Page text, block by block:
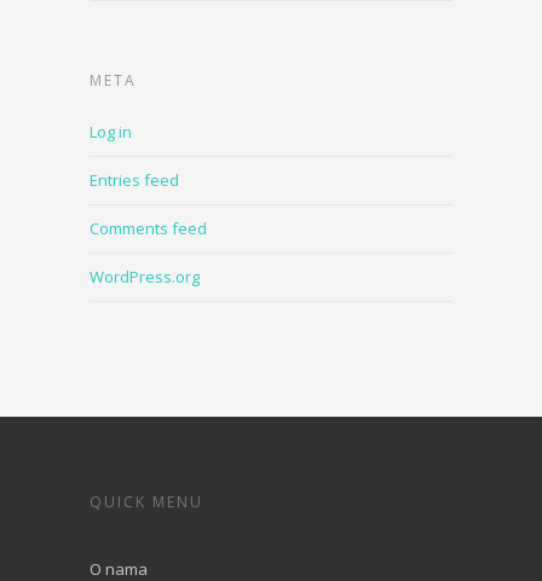
META
Log in
Entries feed
Comments feed
WordPress.org
QUICK MENU
O nama